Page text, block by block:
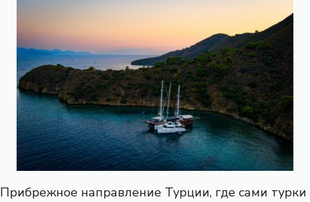
Прибрежное направление Турции, где сами турки